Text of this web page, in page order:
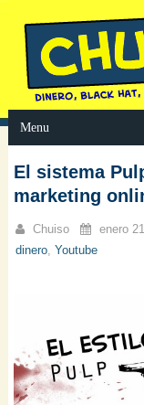
Menu
El sistema
marketing
Chuiso enero
dinero,Youtube